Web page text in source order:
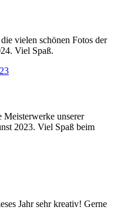
vielen schönen Fotos der
Viel Spaß.
unserer
2023. Viel Spaß beim
Jahr sehr kreativ! Gerne